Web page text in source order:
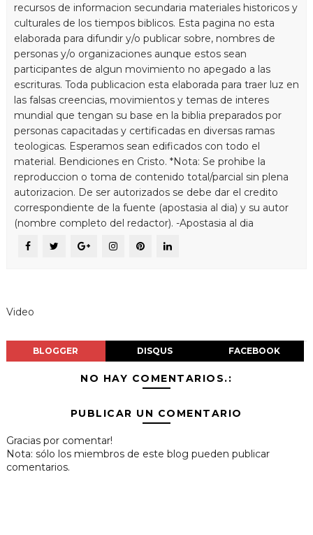
recursos de informacion secundaria materiales historicos y
culturales de los tiempos biblicos. Esta pagina no esta
elaborada para difundir y/o publicar sobre, nombres de
personas y/o organizaciones aunque estos sean
participantes de algun movimiento no apegado a las
escrituras. Toda publicacion esta elaborada para traer luz en
las falsas creencias, movimientos y temas de interes
mundial que tengan su base en la biblia preparados por
personas capacitadas y certificadas en diversas ramas
teologicas. Esperamos sean edificados con todo el
material. Bendiciones en Cristo. *Nota: Se prohibe la
reproduccion o toma de contenido total/parcial sin plena
autorizacion. De ser autorizados se debe dar el credito
correspondiente de la fuente (apostasia al dia) y su autor
(nombre completo del redactor). -Apostasia al dia
Video
BLOGGER DISQUS FACEBOOK
NO HAY COMENTARIOS.:
PUBLICAR UN COMENTARIO
Gracias por comentar!
Nota: sólo los miembros de este blog pueden publicar
comentarios.